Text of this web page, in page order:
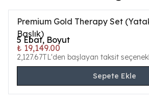
Premium Gold Therapy Set
Başlık)
5 Ebat, Boyut
₺ 19,149.00
2,127.67TL'den başlayan taksit
Sepete Ekle